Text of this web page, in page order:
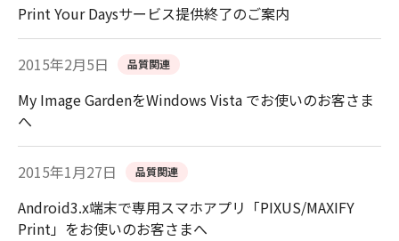
Print Your Daysサービス提供終了のご案内
2015年2月5日 品質関連
My Image GardenをWindows Vista でお使いのお客さま
へ
2015年1月27日 品質関連
Android3.x端末で専用スマホアプリ「PIXUS/MAXIFY
Print」をお使いのお客さまへ